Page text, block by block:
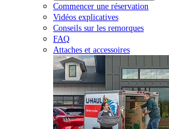
Commencer une réservation
Vidéos explicatives
Conseils sur les remorques
FAQ
Attaches et accessoires